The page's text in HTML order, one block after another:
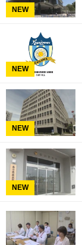
NEW
NEW
NEW
NEW